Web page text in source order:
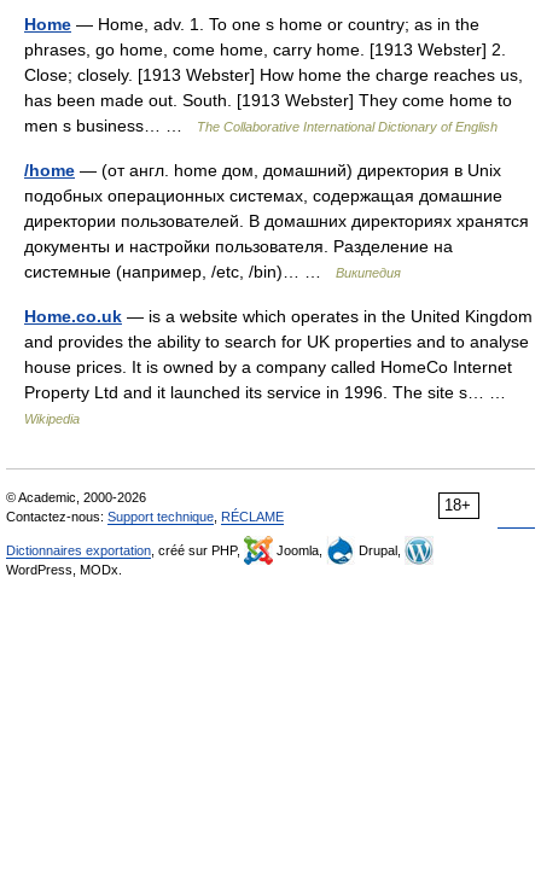
Home — Home, adv. 1. To one s home or country; as in the
phrases, go home, come home, carry home. [1913 Webster] 2.
Close; closely. [1913 Webster] How home the charge reaches us,
has been made out. South. [1913 Webster] They come home to
men s business… …
The Collaborative International Dictionary of English
/home — (от англ. home дом, домашний) директория в Unix
подобных операционных системах, содержащая домашние
директории пользователей. В домашних директориях хранятся
документы и настройки пользователя. Разделение на
системные (например, /etc, /bin)… …
Википедия
Home.co.uk — is a website which operates in the United Kingdom
and provides the ability to search for UK properties and to analyse
house prices. It is owned by a company called HomeCo Internet
Property Ltd and it launched its service in 1996. The site s… …
Wikipedia
18+
© Academic, 2000-2026
Contactez-nous: Support technique RÉCLAME
Dictionnaires exportation , créé sur PHP, Joomla,
Drupal,
WordPress, MODx.